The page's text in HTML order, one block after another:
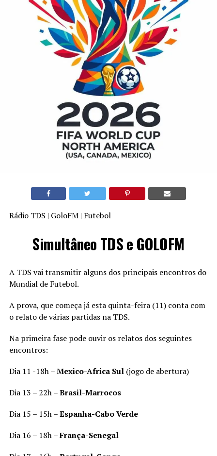
Rádio TDS | GoloFM | Futebol
Simultâneo TDS e GOLOFM
A TDS vai transmitir alguns dos principais encontros do
Mundial de Futebol.
A prova, que começa já esta quinta-feira (11) conta com
o relato de várias partidas na TDS.
Na primeira fase pode ouvir os relatos dos seguintes
encontros:
Dia 11 -18h –Mexico-Africa Sul (jogo de abertura)
Dia 13 – 22h –Brasil-Marrocos
Dia 15 – 15h –Espanha-Cabo Verde
Dia 16 – 18h –França-Senegal